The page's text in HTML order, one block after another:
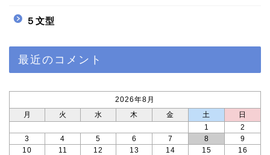
５文型
最近のコメント
2026年8月
月
火 水 木 金 土
日
1
2
3
4 5 6 7 8
9
10
11 12 13 14 15 16
プロフィール profile
Twitter